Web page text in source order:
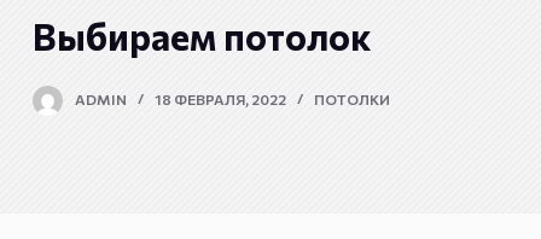
с
Выбираем потолок
ADMIN 18 ФЕВРАЛЯ, 2022 ПОТОЛКИ